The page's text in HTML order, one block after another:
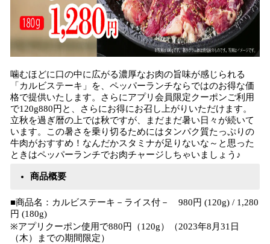
噛むほどに口の中に広がる濃厚なお肉の旨味が感じられる
「カルビステーキ」を、ペッパーランチならではのお得な価
格で提供いたします。さらにアプリ会員限定クーポンご利用
で120g880円と、さらにお得にお召し上がりいただけます。
立秋を過ぎ暦の上では秋ですが、まだまだ暑い日々が続いて
います。この暑さを乗り切るためにはタンパク質たっぷりの
牛肉がおすすめ！なんだかスタミナが足りないな～と思った
ときはペッパーランチでお肉チャージしちゃいましょう♪
商品概要
■商品名：カルビステーキ－ライス付－ 980円 (120g) / 1,280
円 (180g)
※アプリクーポン使用で880円（120g）（2023年8月31日
（木）までの期間限定）